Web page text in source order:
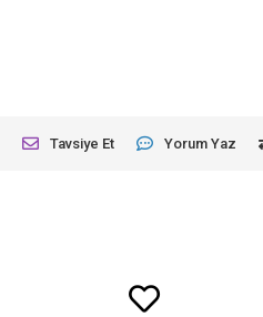
Tavsiye Et Yorum Yaz